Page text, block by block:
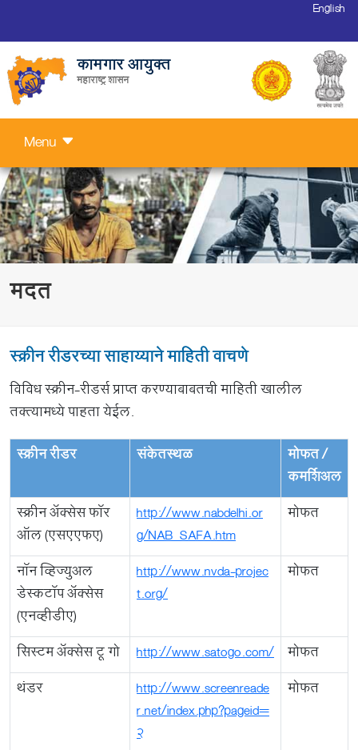
English
कामगार आयुक्त
महाराष्ट्र शासन
Menu
मदत
स्क्रीन रीडरच्या साहाय्याने माहिती वाचणे
विविध स्क्रीन-रीडर्स प्राप्त करण्याबाबतची माहिती खालील
तक्त्यामध्ये पाहता येईल.
स्क्रीन रीडर
संकेतस्थळ
मोफत /
कमर्शिअल
स्क्रीन अ‍ॅक्सेस फॉर
ऑल (एसएएफए)
http://www.nabdelhi.or
g/NAB_SAFA.htm
मोफत
नॉन व्हिज्युअल
डेस्कटॉप अ‍ॅक्सेस
(एनव्हीडीए)
http://www.nvda-projec
t.org/
मोफत
सिस्टम अ‍ॅक्सेस टू गो http://www.satogo.com/ मोफत
थंडर
http://www.screenreade
r.net/index.php?pageid=
2
मोफत